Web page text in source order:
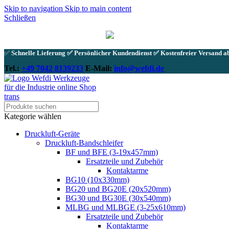
Skip to navigation Skip to main content
Schließen
✅ Schnelle Lieferung ✅ Persönlicher Kundendienst ✅ Kostenfreier Versand
Tel.: +49 7042 8139233 E-Mail: info@wefdi.de
Kategorie wählen
Druckluft-Geräte
Druckluft-Bandschleifer
BF und BFE (3-19x457mm)
Ersatzteile und Zubehör
Kontaktarme
BG10 (10x330mm)
BG20 und BG20E (20x520mm)
BG30 und BG30E (30x540mm)
MLBG und MLBGE (3-25x610mm)
Ersatzteile und Zubehör
Kontaktarme